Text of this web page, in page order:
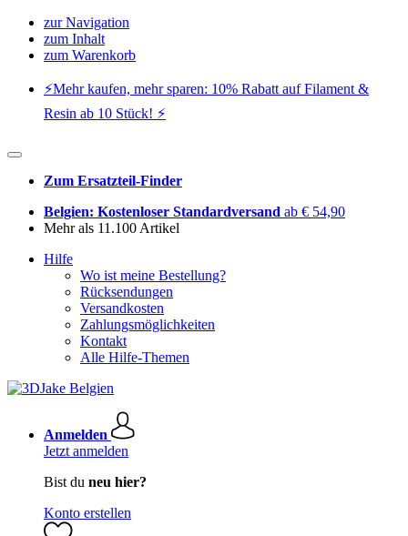
zur Navigation
zum Inhalt
zum Warenkorb
⚡️Mehr kaufen, mehr sparen: 10% Rabatt auf Filament &
Resin ab 10 Stück! ⚡️
Zum Ersatzteil-Finder
Belgien: Kostenloser Standardversand ab € 54,90
Mehr als 11.100 Artikel
Hilfe
Wo ist meine Bestellung?
Rücksendungen
Versandkosten
Zahlungsmöglichkeiten
Kontakt
Alle Hilfe-Themen
Anmelden
Jetzt anmelden
Bist du neu hier?
Konto erstellen